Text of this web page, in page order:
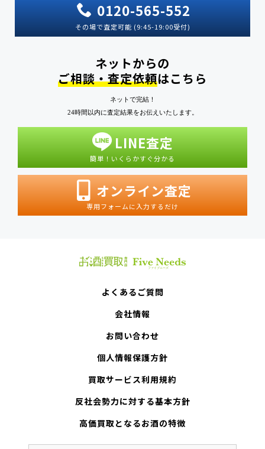
0120-565-552
その場で査定可能 (9:45-19:00受付)
ネットからの
ご相談・査定依頼はこちら
ネットで完結！
24時間以内に査定結果をお伝えいたします。
LINE査定
簡単！いくらかすぐ分かる
オンライン査定
専用フォームに入力するだけ
よくあるご質問
会社情報
お問い合わせ
個人情報保護方針
買取サービス利用規約
反社会勢力に対する基本方針
高価買取となるお酒の特徴